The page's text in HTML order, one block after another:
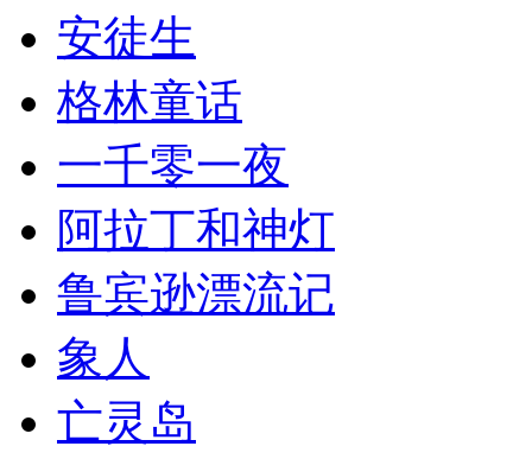
安徒生
格林童话
一千零一夜
阿拉丁和神灯
鲁宾逊漂流记
象人
亡灵岛